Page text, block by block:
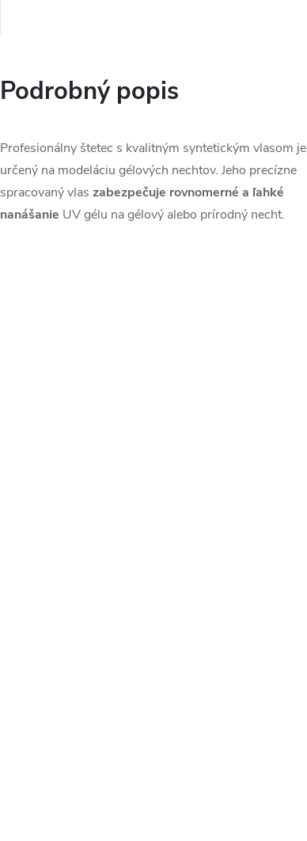
Podrobný popis
Profesionálny štetec s kvalitným syntetickým vlasom je
určený na modeláciu gélových nechtov. Jeho precízne
spracovaný vlas zabezpečuje rovnomerné a ľahké
nanášanie UV gélu na gélový alebo prírodný necht.